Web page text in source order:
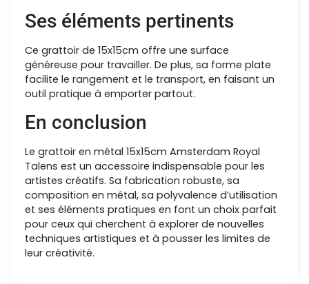
Ses éléments pertinents
Ce grattoir de 15x15cm offre une surface
généreuse pour travailler. De plus, sa forme plate
facilite le rangement et le transport, en faisant un
outil pratique à emporter partout.
En conclusion
Le grattoir en métal 15x15cm Amsterdam Royal
Talens est un accessoire indispensable pour les
artistes créatifs. Sa fabrication robuste, sa
composition en métal, sa polyvalence d’utilisation
et ses éléments pratiques en font un choix parfait
pour ceux qui cherchent à explorer de nouvelles
techniques artistiques et à pousser les limites de
leur créativité.